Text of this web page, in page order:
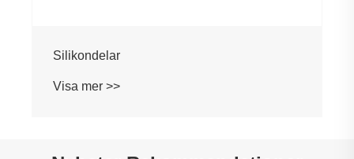
Silikondelar
Visa mer >>